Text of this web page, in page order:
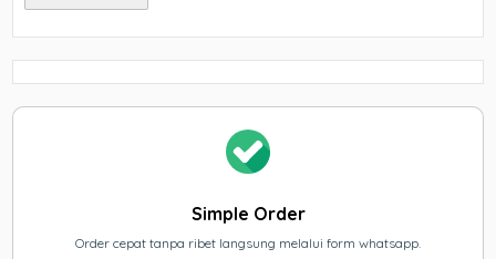
Simple Order
Order cepat tanpa ribet langsung melalui form whatsapp.